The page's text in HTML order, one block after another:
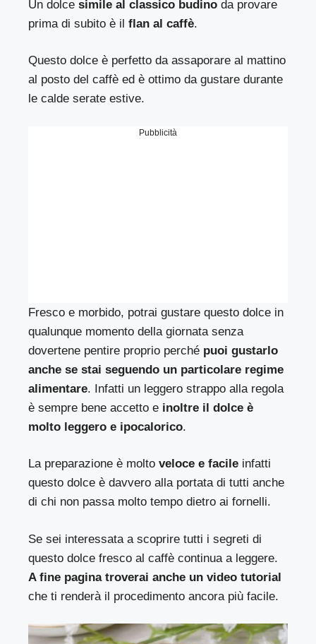
Un dolce simile al classico budino da provare
prima di subito è il flan al caffè.
Questo dolce è perfetto da assaporare al mattino
al posto del caffè ed è ottimo da gustare durante
le calde serate estive.
Pubblicità
Fresco e morbido, potrai gustare questo dolce in
qualunque momento della giornata senza
dovertene pentire proprio perché puoi gustarlo
anche se stai seguendo un particolare regime
alimentare. Infatti un leggero strappo alla regola
è sempre bene accetto e inoltre il dolce è
molto leggero e ipocalorico.
La preparazione è moltoveloce e facile infatti
questo dolce è davvero alla portata di tutti anche
di chi non passa molto tempo dietro ai fornelli.
Se sei interessata a scoprire tutti i segreti di
questo dolce fresco al caffè continua a leggere.
A fine pagina troverai anche un video tutorial
che ti renderà il procedimento ancora più facile.